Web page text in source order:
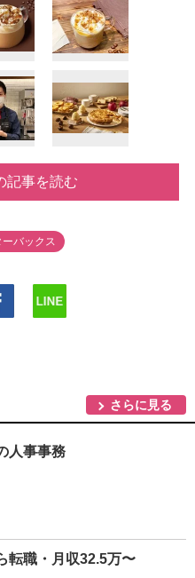
記事を読む
バックス
さらに見る
人事事務
転職・月収32.5万〜